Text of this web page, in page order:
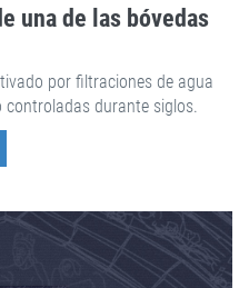
una de las bóvedas
por filtraciones de agua
controladas durante siglos.